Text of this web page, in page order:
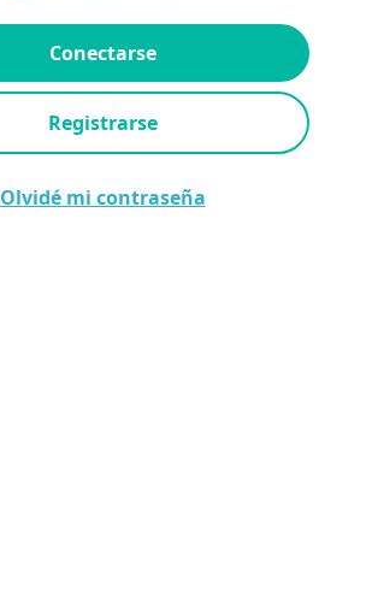
Conectarse
Registrarse
Olvidé mi contraseña